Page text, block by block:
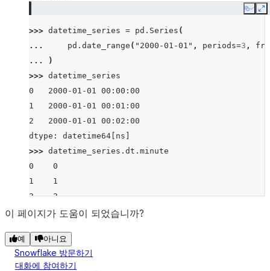
Copy
>>> datetime_series = pd . Series (
...
pd . date_range ( "2000-01-01" , periods=3 ,
...
)
>>> datetime_series
0   2000-01-01 00:00:00
1   2000-01-01 00:01:00
2   2000-01-01 00:02:00
dtype: datetime64[ns]
>>> datetime_series . dt . minute
0    0
1    1
2    2
dtype: int8
이 페이지가 도움이 되었습니까?
예 아니요
Snowflake 방문하기
대화에 참여하기